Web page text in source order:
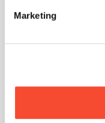
Marketing